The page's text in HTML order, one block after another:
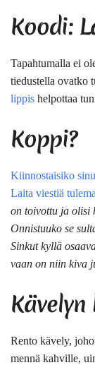
Koodi:
Tapahtumalla ei
tiedustella ovatko
lippis helpottaa
Koppi?
Kiinnostaisiko
Laita viestiä
on toivottu ja olisi
Onnistuuko se
Sinkut kyllä
vaan on niin kiva
Kävelyn
Rento kävely,
mennä kahville,